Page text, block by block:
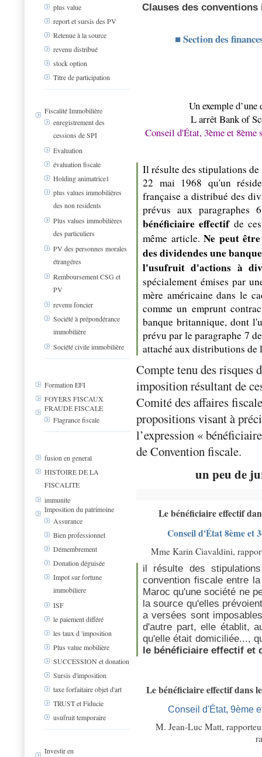
plus value
report et sursis des PV
Retenue à la source
revenu distribué
stock option
Titre de participation
Fiscalité Immobilière
enregistrement des
cessions de SPI
Evaluation
évaluation fiscale
Holding animatrice1
plus values immobilières
des non residents
Plus values immobilières
des particuliers
PV des personnes morales
étrangéres
Remboursement CSG et
PV
revenu foncier
Société à prépondérance
immobilière
Société civile immobilière
Formation EFI
FOYERS FISCAUX
FRAUDE FISCALE
Flagrance fiscale
fusion en general
HISTOIRE DE LA
FISCALITE
immunite
Imposition du patrimoine
Assurance
Bien professionnel
Démembrement
Donation déguisée
Impot sur fortune
immobiliere
ISF
le paiement différé
les taux d 'imposition
Plus value mobilière
SUCCESSION et donation
Sursis d'imposition
taxe forfaitaire objet d'art
TRUST et Fiducie
usufruit temporaire
Investir en
Clauses des
■ Section des
Un exemple
L arrêt Bank of
Conseil d'État, 3ème et
Il résulte des stipulations
22 mai 1968 qu'un
française a distribué des
prévus aux
bénéficiaire effectif de
même article.Ne peut
des dividendes une
l'usufruit d'actions à
spécialement émises par
mère américaine dans le
comme un emprunt
banque britannique, dont
prévu par le paragraphe 7
attaché aux distributions de
Compte tenu des risques
imposition résultant de
Comité des affaires
propositions visant à
l’expression «
de Convention fiscale.
un peu de
Le bénéficiaire effectif
Conseil d'État 8ème et
Mme Karin Ciavaldini,
il résulte des
convention fiscale entre
Maroc qu'une société ne
la source qu'elles
a versées sont
d'autre part, elle établit,
qu'elle était domiciliée...,
le bénéficiaire effectif
Le bénéficiaire effectif dans
Conseil d'État, 9ème
M. Jean-Luc Matt,